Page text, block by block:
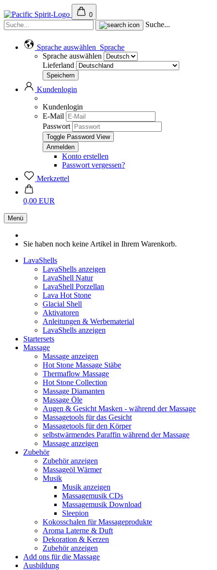
0
Suche...
Sprache auswählen Sprache
Sprache auswählen
Lieferland
Kundenlogin
Kundenlogin
E-Mail
Passwort
Toggle Password View
Konto erstellen
Passwort vergessen?
Merkzettel
0,00 EUR
Menü
Sie haben noch keine Artikel in Ihrem Warenkorb.
LavaShells
LavaShells anzeigen
LavaShell Natur
LavaShell Porzellan
Lava Hot Stone
Glacial Shell
Aktivatoren
Anleitungen & Werbematerial
LavaShells anzeigen
Startersets
Massage
Massage anzeigen
Hot Stone Massage Stäbe
Thermaflow Massage
Hot Stone Collection
Massage Diamanten
Massage Öle
Augen & Gesicht Masken - während der Massage
Massagetools für das Gesicht
Massagetools für den Körper
selbstwärmendes Paraffin während der Massage
Massage anzeigen
Zubehör
Zubehör anzeigen
Massageöl Wärmer
Musik
Musik anzeigen
Massagemusik CDs
Massagemusik Download
Sleepion
Kokosschalen für Massageprodukte
Aroma Laterne & Duft
Dekoration & Kerzen
Zubehör anzeigen
Add ons für die Massage
Ausbildung